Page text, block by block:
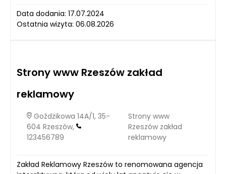
Data dodania: 17.07.2024
Ostatnia wizyta: 06.08.2026
Strony www Rzeszów zakład
reklamowy
Goździkowa 14A/1, 35-
604 Rzeszów,
123456789
Strony www
Rzeszów zakład
reklamowy
Zakład Reklamowy Rzeszów to renomowana agencja